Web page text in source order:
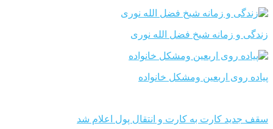
زندگی و زمانه شیخ فضل الله نوری
پیاده روی اربعین ومشکل خانواده
سقف جدید کارت به کارت و انتقال پول اعلام شد